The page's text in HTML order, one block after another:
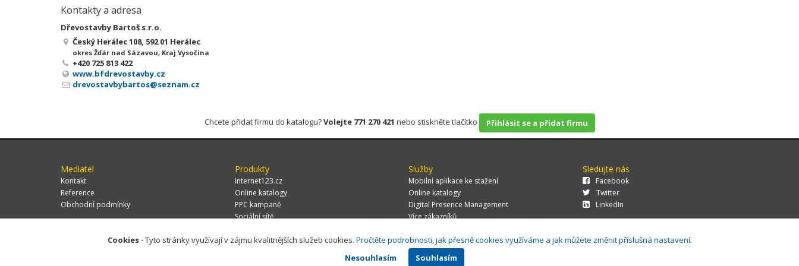
Kontakty a adresa
Dřevostavby Bartoš s.r.o.
Český Herálec 108, 592 01 Herálec
okres Žďár nad Sázavou, Kraj Vysočina
+420 725 813 422
www.bfdrevostavby.cz
drevostavbybartos@seznam.cz
Chcete přidat firmu do katalogu?Volejte 771 270 421 nebo stiskněte tlačítko Přihlásit se a přidat firmu
Mediatel
Kontakt
Reference
Obchodní podmínky
Produkty
Internet123.cz
Online katalogy
PPC kampaně
Sociální sítě
Služby
Mobilní aplikace ke stažení
Online katalogy
Digital Presence Management
Více zákazníků
Sledujte nás
Facebook
Twitter
LinkedIn
Cookies- Tyto stránky využívají v zájmu kvalitnějších služeb cookies. Pročtěte podrobnosti, jak přesně cookies využíváme a jak můžete změnit příslušná nastavení.
Nesouhlasím
Souhlasím